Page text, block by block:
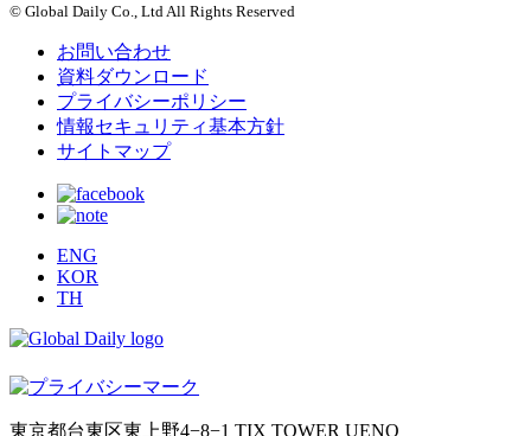
© Global Daily Co., Ltd All Rights Reserved
お問い合わせ
資料ダウンロード
プライバシーポリシー
情報セキュリティ基本方針
サイトマップ
ENG
KOR
TH
東京都台東区東上野4−8−1 TIX TOWER UENO